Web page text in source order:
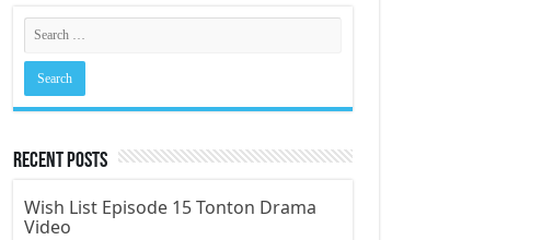
Recent Posts
Wish List Episode 15 Tonton Drama
Video